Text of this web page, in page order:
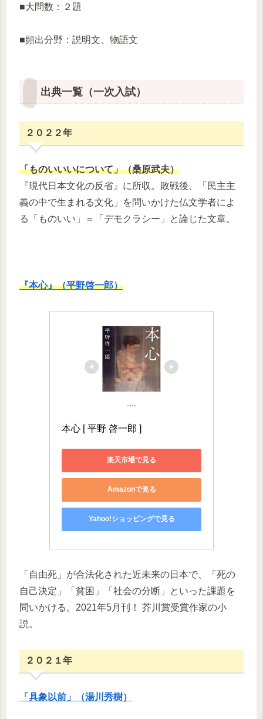
■大問数：２題
■頻出分野：説明文、物語文
出典一覧（一次入試）
２０２２年
​「ものいいいについて」（桑原武夫）​
『現代日本文化の反省』に所収。敗戦後、「民主主
義の中で生まれる文化」を問いかけた仏文学者によ
る「ものいい」＝「デモクラシー」と論じた文章。
『本心』（平野啓一郎）
本心 [ 平野 啓一郎 ]
楽天市場で見る
Amazonで見る
Yahoo!ショッピングで見る
「自由死」が合法化された近未来の日本で、「死の
自己決定」「貧困」「社会の分断」といった課題を
問いかける。2021年5月刊！ 芥川賞受賞作家の小
説。
２０２１年
「具象以前」（湯川秀樹）